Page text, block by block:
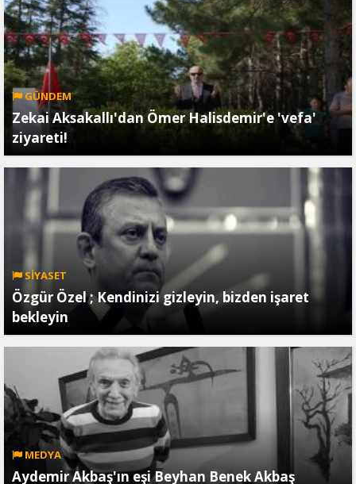
GÜNDEM
Zekai Aksakallı'dan Ömer Halisdemir'e 'vefa'
ziyareti!
SİYASET
Özgür Özel ; Kendinizi gizleyin, bizden işaret
bekleyin
MEDYA
Aydemir Akbaş'ın eşi Beyhan Benek Akbaş